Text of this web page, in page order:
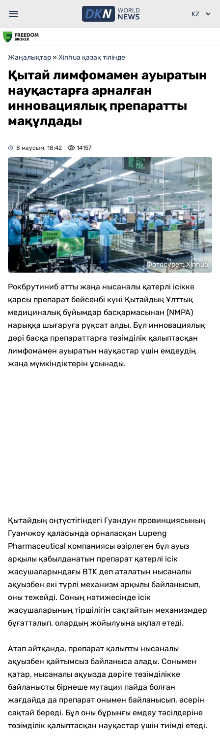
Жаңалықтар» Xinhua қазақ тілінде
Қытай лимфомамен ауыратын
науқастарға арналған
инновациялық препаратты
мақұлдады
8 маусым, 18:42 14157
Фотосурет: Xinhua
Рокбрутиниб атты жаңа нысаналы қатерлі ісікке
қарсы препарат бейсенбі күні Қытайдың Ұлттық
медициналық бұйымдар басқармасынан (NMPA)
нарыққа шығаруға рұқсат алды. Бұл инновациялық
дәрі басқа препараттарға төзімділік қалыптасқан
лимфомамен ауыратын науқастар үшін емдеудің
жаңа мүмкіндіктерін ұсынады.
Қытайдың оңтүстігіндегі Гуандун провинциясының
Гуанчжоу қаласында орналасқан Lupeng
Pharmaceutical компаниясы әзірлеген бұл ауыз
арқылы қабылданатын препарат қатерлі ісік
жасушаларындағы BTK деп аталатын нысаналы
ақуызбен екі түрлі механизм арқылы байланысып,
оны тежейді. Соның нәтижесінде ісік
жасушаларының тіршілігін сақтайтын механизмдер
бұғатталып, олардың жойылуына ықпал етеді.
Атап айтқанда, препарат қалыпты нысаналы
ақуызбен қайтымсыз байланыса алады. Сонымен
қатар, нысаналы ақуызда дәріге төзімділікке
байланысты бірнеше мутация пайда болған
жағдайда да препарат онымен байланысып, әсерін
сақтай береді. Бұл оны бұрынғы емдеу тәсілдеріне
төзімділік қалыптасқан науқастар үшін тиімді етеді.